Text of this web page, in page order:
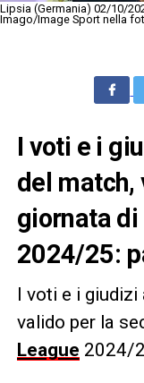
Lipsia (Germania) 02/10/
Imago/Image Sport nella
I voti e i
del match,
giornata di
2024/25:
I voti e i
valido per la
League 2024/